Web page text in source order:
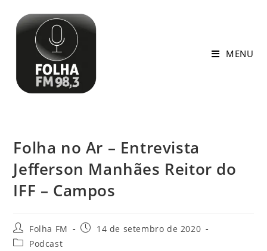
MENU
Folha no Ar – Entrevista
Jefferson Manhães Reitor do
IFF – Campos
Folha FM
14 de setembro de 2020
Podcast